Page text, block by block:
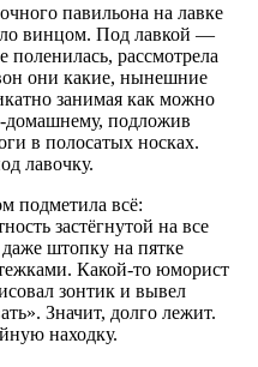
павильона на лавке
винцом. Под лавкой —
рассмотрела
они какие, нынешние
занимая как можно
домашнему, подложив
в полосатых носках.
лавочку.
подметила всё:
застёгнутой на все
штопку на пятке
Какой-то юморист
зонтик и вывел
Значит, долго лежит.
находку.